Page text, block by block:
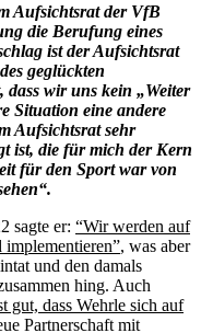
Aufsichtsrat der VfB
die Berufung eines
ist der Aufsichtsrat
geglückten
dass wir uns kein „Weiter
Situation eine andere
Aufsichtsrat sehr
ist, die für mich der Kern
für den Sport war von
sagte er: “Wir werden auf
implementieren”, was aber
und den damals
hing. Auch
gut, dass Wehrle sich auf
Partnerschaft mit